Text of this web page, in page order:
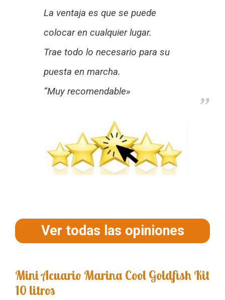
La ventaja es que se puede
colocar en cualquier lugar.
Trae todo lo necesario para su
puesta en marcha.
“Muy recomendable»
Ver todas las opiniones
Mini Acuario Marina Cool Goldfish Kit
10 litros